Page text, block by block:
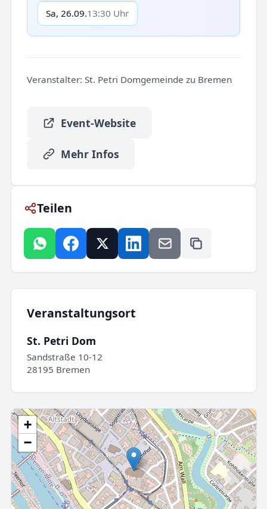
Sa, 26.09.13:30 Uhr
Veranstalter: St. Petri Domgemeinde zu Bremen
Event-Website
Mehr Infos
Teilen
Veranstaltungsort
St. Petri Dom
Sandstraße 10-12
28195 Bremen
+
−